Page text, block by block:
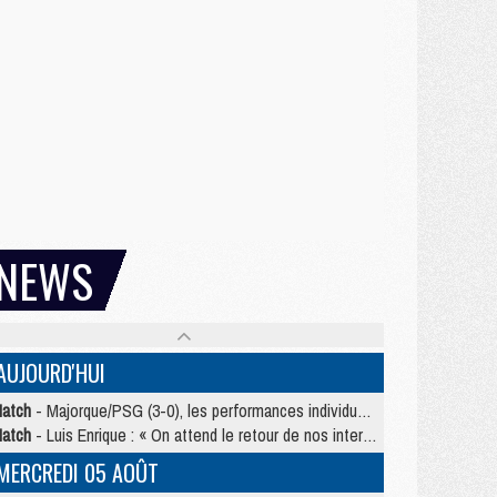
- Majorque/PSG (3-0), les performances individuelles
- Luis Enrique : « On attend le retour de nos internationaux »
05 AOÛT